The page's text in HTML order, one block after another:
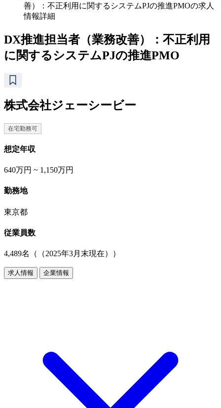
善）：不正利用に関するシステムPJの推進PMOの求人
情報詳細
DX推進担当者（業務改善）：不正利用
に関するシステムPJの推進PMO
株式会社ジェーシービー
在宅勤務可
想定年収
640万円 ~ 1,150万円
勤務地
東京都
従業員数
4,489名（（2025年3月末現在））
求人情報 企業情報